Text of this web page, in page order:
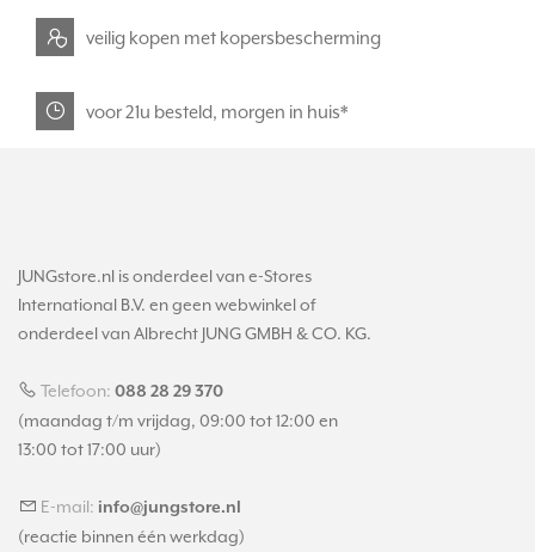
veilig kopen met kopersbescherming
voor 21u besteld, morgen in huis*
JUNGstore.nl is onderdeel van e-Stores
International B.V. en geen webwinkel of
onderdeel van Albrecht JUNG GMBH & CO. KG.
Telefoon: 088 28 29 370
(maandag t/m vrijdag, 09:00 tot 12:00 en
13:00 tot 17:00 uur)
E-mail: info@jungstore.nl
(reactie binnen één werkdag)